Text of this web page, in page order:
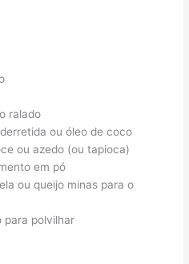
ralado
ou óleo de coco
ou azedo (ou tapioca)
em pó
ou queijo minas para o
para polvilhar